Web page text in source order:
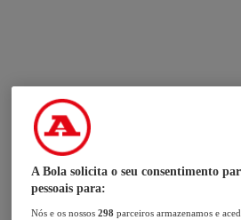
A Bola solicita o seu consentimento
pessoais para:
Nós e os nossos298 parceiros armazenamos e